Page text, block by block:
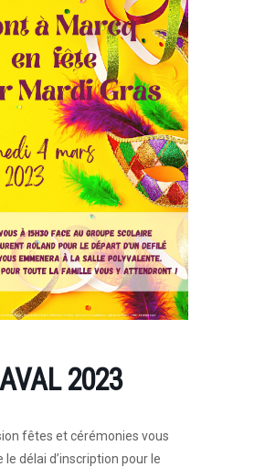
2023
fêtes et cérémonies vous
le délai d’inscription pour le